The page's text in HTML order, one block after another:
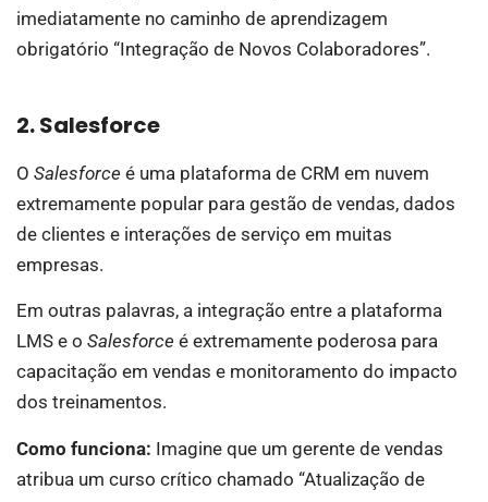
imediatamente no caminho de aprendizagem
obrigatório “Integração de Novos Colaboradores”.
2. Salesforce
O Salesforce é uma plataforma de CRM em nuvem
extremamente popular para gestão de vendas, dados
de clientes e interações de serviço em muitas
empresas.
Em outras palavras, a integração entre a plataforma
LMS e o Salesforce é extremamente poderosa para
capacitação em vendas e monitoramento do impacto
dos treinamentos.
Como funciona: Imagine que um gerente de vendas
atribua um curso crítico chamado “Atualização de